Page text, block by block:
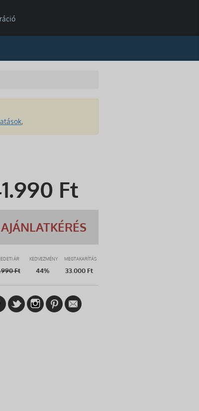
,
Ft
AJÁNLATKÉRÉS
ÁR KEDVEZMÉNY MEGTAKARÍTÁS
Ft 44% 33.000 Ft